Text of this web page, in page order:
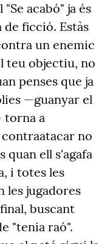
acabó" ja és
de ficció. Estàs
un enemic
teu objectiu, no
penses que ja
—guanyar el
torna a
no
quan ell s'agafa
i totes les
les jugadores
buscant
"tenia raó".